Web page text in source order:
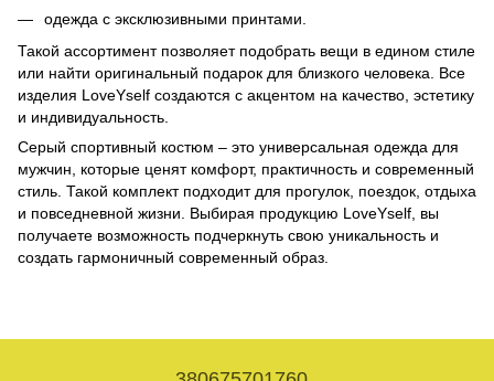
одежда с эксклюзивными принтами.
Такой ассортимент позволяет подобрать вещи в едином стиле
или найти оригинальный подарок для близкого человека. Все
изделия LoveYself создаются с акцентом на качество, эстетику
и индивидуальность.
Серый спортивный костюм – это универсальная одежда для
мужчин, которые ценят комфорт, практичность и современный
стиль. Такой комплект подходит для прогулок, поездок, отдыха
и повседневной жизни. Выбирая продукцию LoveYself, вы
получаете возможность подчеркнуть свою уникальность и
создать гармоничный современный образ.